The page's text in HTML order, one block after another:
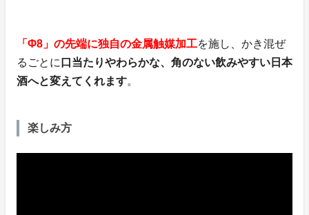
「Φ8」の先端に独自の金属触媒加工を施し、かき混ぜ
るごとに 口当たりやわらかな、角のない飲みやすい日本
酒へと変えてくれます。
楽しみ方